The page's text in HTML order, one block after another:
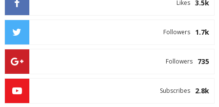
3.5k
Likes
1.7k
Followers
735
Followers
2.8k
Subscribes